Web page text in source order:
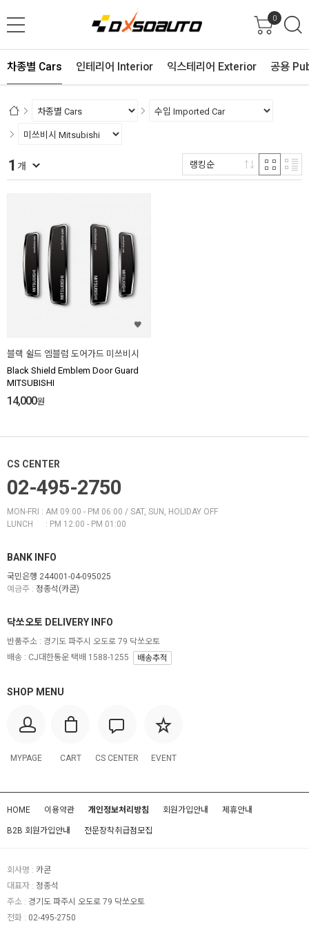
0
차종별 Cars 인테리어 Interior 익스테리어 Exterior 공용
1 개 랭킹순
블랙 쉴드 엠블럼 도어가드 미쓰비시
Black Shield Emblem Door Guard
MITSUBISHI
14,000원
CS CENTER
02-495-2750
MON-FRI : AM 09:00 - PM 06:00 / SAT, SUN, HOLIDAY OFF
LUNCH : PM 12:00 - PM 01:00
BANK INFO
국민은행 244001-04-095025
예금주 : 정종석(카콘)
SHOP MENU
MYPAGE CART CS CENTER EVENT
닥쏘오토 DELIVERY INFO
반품주소 : 경기도 파주시 오도로 79 닥쏘오토
배송 : CJ대한통운 택배 1588-1255
배송추적
HOME 이용약관 개인정보처리방침 회원가입안내 제휴안내
B2B 회원가입안내 전문장착취급점모집
회사명 : 카콘
대표자 : 정종석
주소 : 경기도 파주시 오도로 79 닥쏘오토
전화 : 02-495-2750